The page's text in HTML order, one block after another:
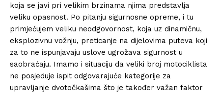
koja se javi pri velikim brzinama njima predstavlja
veliku opasnost. Po pitanju sigurnosne opreme, i tu
primjećujem veliku neodgovornost, koja uz dinamičnu,
eksplozivnu vožnju, preticanje na dijelovima puteva koji
za to ne ispunjavaju uslove ugrožava sigurnost u
saobraćaju. Imamo i situaciju da veliki broj motociklista
ne posjeduje ispit odgovarajuće kategorije za
upravljanje dvotočkašima što je također važan faktor